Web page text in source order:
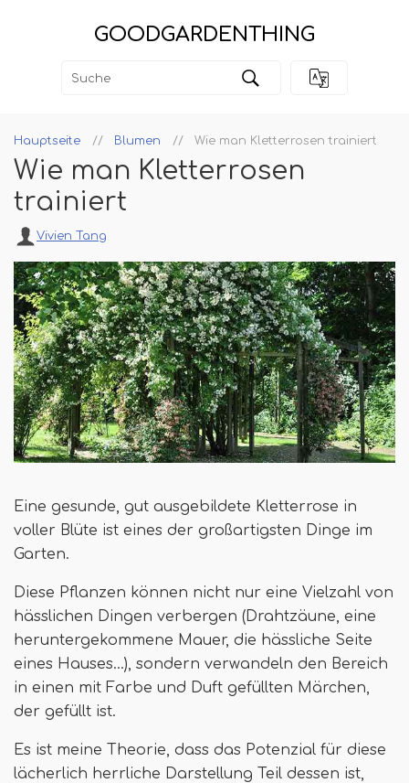
GOODGARDENTHING
Hauptseite Blumen Wie man Kletterrosen trainiert
Wie man Kletterrosen
trainiert
Vivien Tang
Eine gesunde, gut ausgebildete Kletterrose in
voller Blüte ist eines der großartigsten Dinge im
Garten.
Diese Pflanzen können nicht nur eine Vielzahl von
hässlichen Dingen verbergen (Drahtzäune, eine
heruntergekommene Mauer, die hässliche Seite
eines Hauses…), sondern verwandeln den Bereich
in einen mit Farbe und Duft gefüllten Märchen,
der gefüllt ist.
Es ist meine Theorie, dass das Potenzial für diese
lächerlich herrliche Darstellung Teil dessen ist,